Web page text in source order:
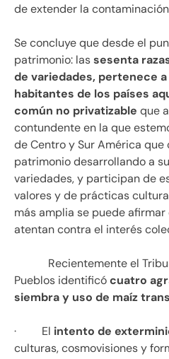
de extender la
Se concluye que desde el
patrimonio: lassesenta
de variedades, pertenece
habitantes de los países
común no privatizable que
contundente en la que
de Centro y Sur América
patrimonio desarrollando a
variedades, y participan de
valores y de prácticas
más amplia se puede
atentan contra el interés
Recientemente el
Pueblos identificócuatro
siembra y uso de maíz
· El intento de
culturas, cosmovisiones y